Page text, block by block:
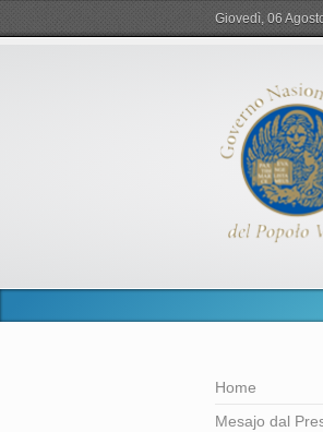
Giovedì, 06
Home
Mesajo dal